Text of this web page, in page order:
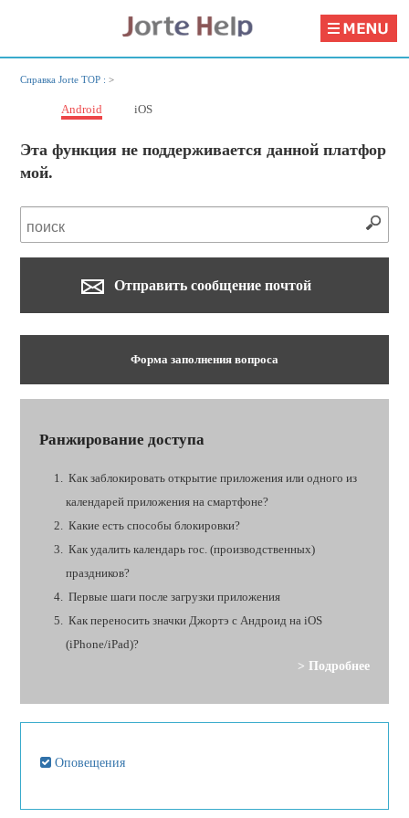
Справка Jorte TOP :>
Android iOS
Эта функция не поддерживается данной платфор
мой.
Отправить сообщение почтой
Форма заполнения вопроса
Ранжирование доступа
Как заблокировать открытие приложения или одного из
календарей приложения на смартфоне?
Какие есть способы блокировки?
Как удалить календарь гос. (производственных)
праздников?
Первые шаги после загрузки приложения
Как переносить значки Джортэ с Андроид на iOS
(iPhone/iPad)?
> Подробнее
Оповещения